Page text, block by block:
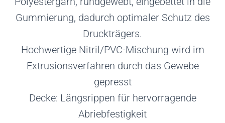
Gummierung, dadurch optimaler Schutz des
Druckträgers.
Hochwertige Nitril/PVC-Mischung wird im
Extrusionsverfahren durch das Gewebe
gepresst
Decke: Längsrippen für hervorragende
Abriebfestigkeit